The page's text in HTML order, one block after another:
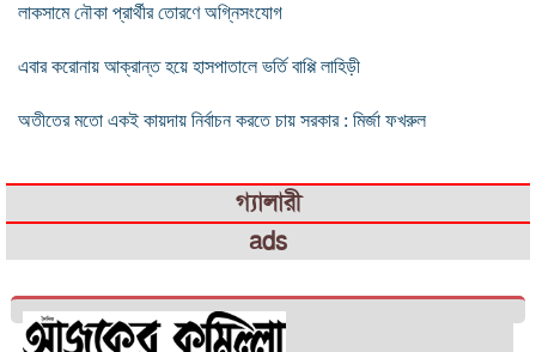
লাকসামে নৌকা প্রার্থীর তোরণে অগ্নিসংযোগ
এবার করোনায় আক্রান্ত হয়ে হাসপাতালে ভর্তি বাপ্পি লাহিড়ী
অতীতের মতো একই কায়দায় নির্বাচন করতে চায় সরকার : মির্জা ফখরুল
গ্যালারী
ads